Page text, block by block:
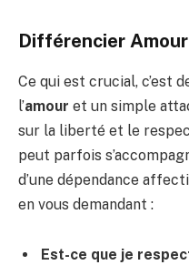
Différencier
Ce qui est crucial, c’est
l’amour et un simple
sur la liberté et le
peut parfois
d’une dépendance
en vous demandant :
Est-ce que je